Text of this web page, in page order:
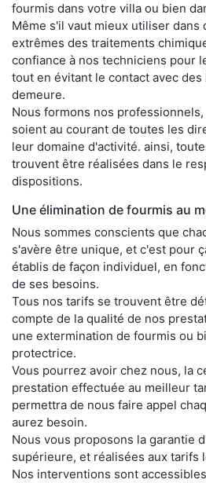
fourmis dans votre villa ou bien
Même s'il vaut mieux utiliser dans
extrêmes des traitements
confiance à nos techniciens pour
tout en évitant le contact avec des
demeure.
Nous formons nos
soient au courant de toutes les
leur domaine d'activité. ainsi,
trouvent être réalisées dans le
dispositions.
Une élimination de fourmis au
Nous sommes conscients que
s'avère être unique, et c'est pour
établis de façon individuel, en
de ses besoins.
Tous nos tarifs se trouvent être
compte de la qualité de nos
une extermination de fourmis ou
protectrice.
Vous pourrez avoir chez nous, la
prestation effectuée au meilleur
permettra de nous faire appel
aurez besoin.
Nous vous proposons la garantie
supérieure, et réalisées aux tarifs
Nos interventions sont